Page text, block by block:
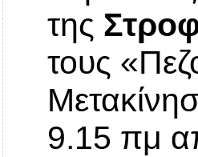
της
τους
9.15 πμ